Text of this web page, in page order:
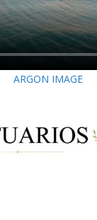
ARGON IMAGE